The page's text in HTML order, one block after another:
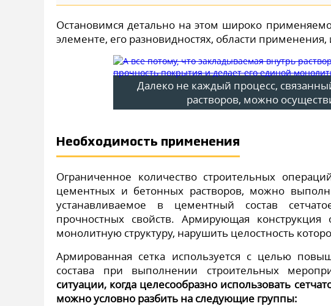
Остановимся детально на этом широко
элементе, его разновидностях, области
Далеко не каждый процесс,
растворов, можно
Необходимость применения
Ограниченное количество строительных
цементных и бетонных растворов, можно
устанавливаемое в цементный состав
прочностных свойств. Армирующая
монолитную структуру, нарушить целостность
Армированная сетка используется с целью
состава при выполнении строительных
ситуации, когда целесообразно использовать
можно условно разбить на следующие группы: